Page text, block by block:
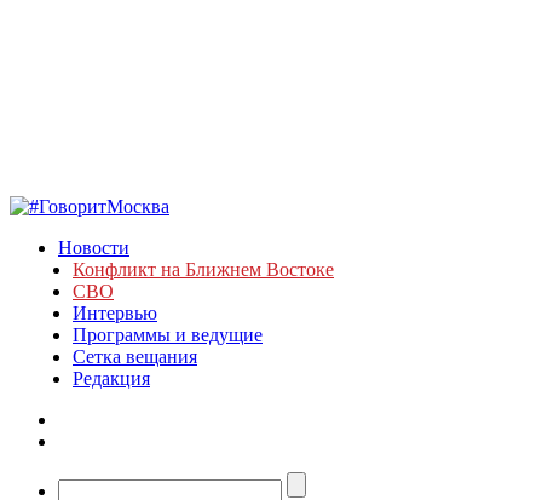
Новости
Конфликт на Ближнем Востоке
СВО
Интервью
Программы и ведущие
Сетка вещания
Редакция